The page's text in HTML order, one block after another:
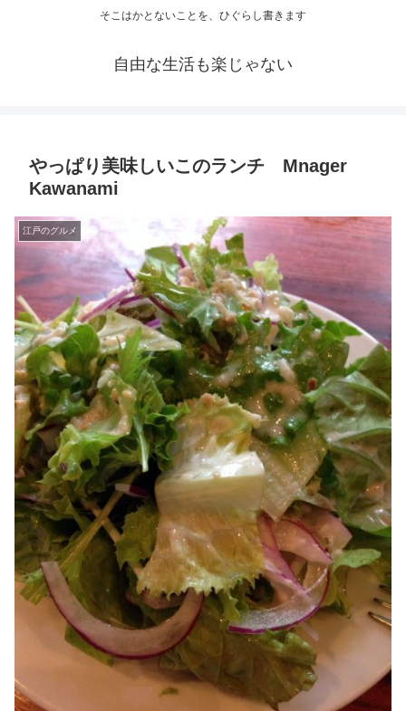
そこはかとないことを、ひぐらし書きます
自由な生活も楽じゃない
やっぱり美味しいこのランチ Mnager
Kawanami
江戸のグルメ